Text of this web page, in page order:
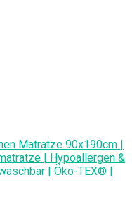
Matratze 90x190cm |
| Hypoallergen &
| Öko-TEX® |